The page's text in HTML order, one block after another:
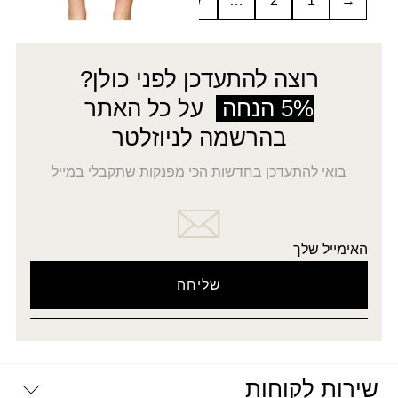
רוצה להתעדכן לפני כולן?
5% הנחה
על כל האתר
בהרשמה לניוזלטר
בואי להתעדכן בחדשות הכי מפנקות שתקבלי במייל
האימייל שלך
שירות לקוחות